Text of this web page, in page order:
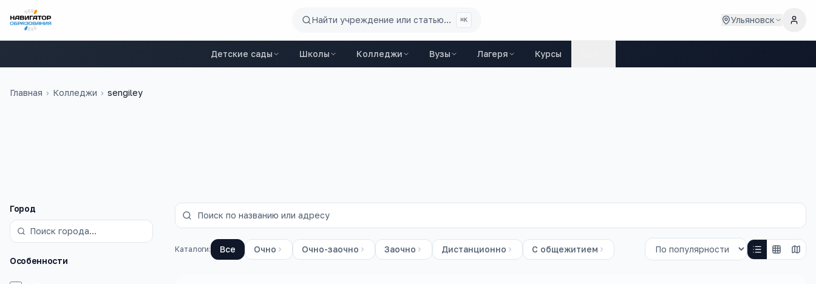
Найти учреждение или статью... ⌘K Ульяновск
Детские сады Школы Колледжи Вузы Лагеря Курсы
Главная › Колледжи › sengiley
Фильтры
Город
Особенности
Каталоги: Все Очно Очно-заочно Заочно Дистанционно С общежитием